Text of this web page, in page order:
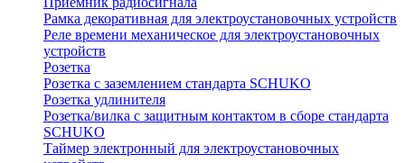
Рамка декоративная для электроустановочных устройств
Реле времени механическое для электроустановочных
устройств
Розетка
Розетка с заземлением стандарта SCHUKO
Розетка удлинителя
Розетка/вилка с защитным контактом в сборе стандарта
SCHUKO
Таймер электронный для электроустановочных